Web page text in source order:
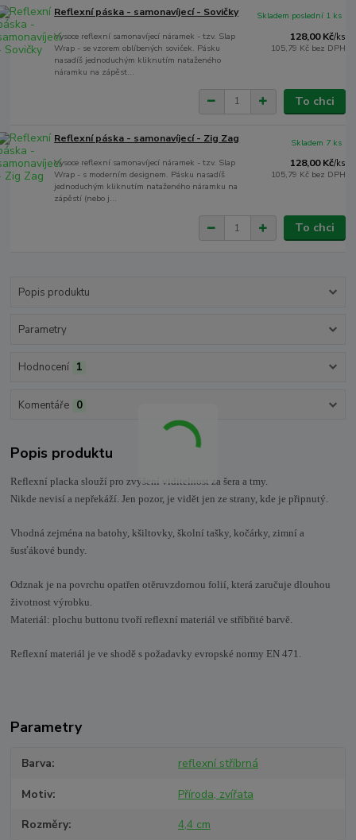
Reflexní páska - samonavíjecí - Sovičky
Vysoce reflexní samonavíjecí náramek - tzv. Slap
Wrap - se vzorem oblíbených soviček. Pásku
nasadíš jednoduchým kliknutím nataženého
náramku na zápěst...
128,00 Kč/ks
105,79 Kč bez DPH
Skladem poslední 1 ks
To chci
Reflexní páska - samonavíjecí - Zig Zag
Vysoce reflexní samonavíjecí náramek - tzv. Slap
Wrap - s moderním designem. Pásku nasadíš
jednoduchým kliknutím nataženého náramku na
zápěstí (nebo j...
128,00 Kč/ks
105,79 Kč bez DPH
Skladem 7 ks
To chci
Popis produktu
Parametry
Hodnocení 1
Komentáře 0
Popis produktu
Reflexní placka slouží pro zvýšení viditelnost za šera a tmy.
Nikde nevisí a nepřekáží. Jen pozor, je vidět jen ze strany, kde je připnutý.
Vhodná zejména na batohy, kšiltovky, školní tašky, kočárky, zimní a
šusťákové bundy.
Odznak je na povrchu opatřen otěruvzdornou folií, která zaručuje dlouhou
životnost výrobku.
Materiál: plochu buttonu tvoří reflexní materiál ve stříbřité barvě.
Reflexní materiál je ve shodě s požadavky evropské normy EN 471.
Parametry
Barva reflexní stříbrná
Motiv Příroda, zvířata
Rozměry 4,4 cm